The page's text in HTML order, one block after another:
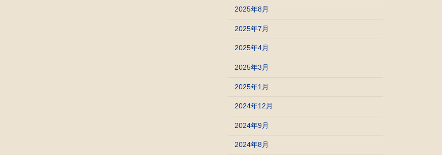
2025年8月
2025年7月
2025年4月
2025年3月
2025年1月
2024年12月
2024年9月
2024年8月